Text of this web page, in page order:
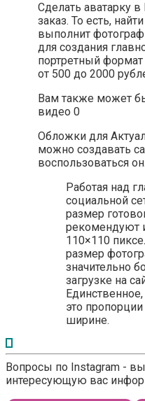
Сделать аватарку
заказ. То есть,
выполнит
для создания
портретный
от 500 до 2000
Вам также может
видео 0
Обложки для
можно создавать
воспользоваться
Работая над
социальной
размер
рекомендуют
110×110
размер
значительно
загрузке на
это
ширине.
Вопросы по Instagram -
интересующую вас